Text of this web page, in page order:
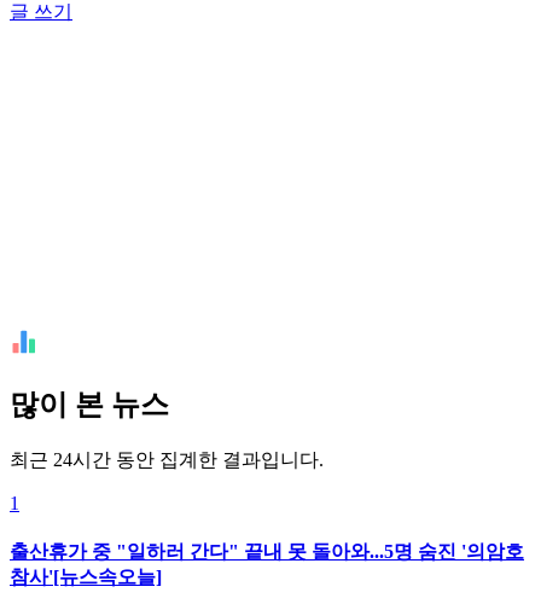
글 쓰기
많이 본 뉴스
최근 24시간 동안 집계한 결과입니다.
1
출산휴가 중 "일하러 간다" 끝내 못 돌아와...5명 숨진 '의암호
참사'[뉴스속오늘]